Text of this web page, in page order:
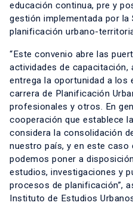
educación continua, pre y
gestión implementada por la
planificación urbano-
“Este convenio abre las
actividades de
entrega la oportunidad a los
carrera de Planificación
profesionales y otros. En
cooperación que establece
considera la consolidación
nuestro país, y en este caso
podemos poner a
estudios, investigaciones y
procesos de planificación”,
Instituto de Estudios